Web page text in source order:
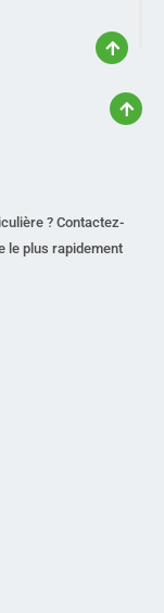
? Contactez-
le plus rapidement